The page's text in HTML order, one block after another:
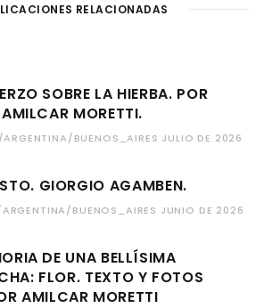
RELACIONADAS
SOBRE LA HIERBA. POR
AMILCAR MORETTI.
BUENOS_AIRES JULIO DE 2026
GIORGIO AGAMBEN.
BUENOS_AIRES JUNIO DE 2026
DE UNA BELLÍSIMA
FLOR. TEXTO Y FOTOS
AMILCAR MORETTI